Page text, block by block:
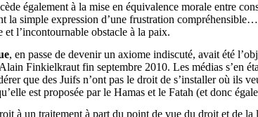
également à la mise en équivalence morale entre
la simple expression d’une frustration
et l’incontournable obstacle à la paix.
, en passe de devenir un axiome indiscuté, avait été
Finkielkraut fin septembre 2010. Les médias s’en
que des Juifs n’ont pas le droit de s’installer où ils
est proposée par le Hamas et le Fatah (et donc
à un traitement à part du point de vue du droit et de